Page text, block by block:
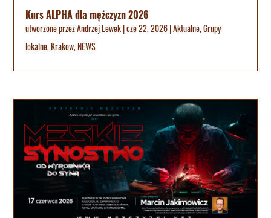
Kurs ALPHA dla mężczyzn 2026
utworzone przezAndrzej Lewek|cze 22, 2026|Aktualne,Grupy
lokalne,Krakow,NEWS